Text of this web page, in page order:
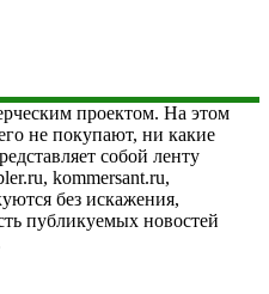
проектом. На этом
не покупают, ни какие
собой ленту
kommersant.ru,
без искажения,
публикуемых новостей